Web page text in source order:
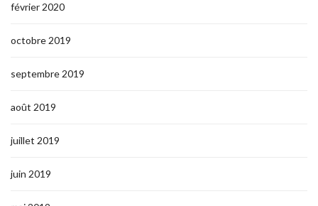
février 2020
octobre 2019
septembre 2019
août 2019
juillet 2019
juin 2019